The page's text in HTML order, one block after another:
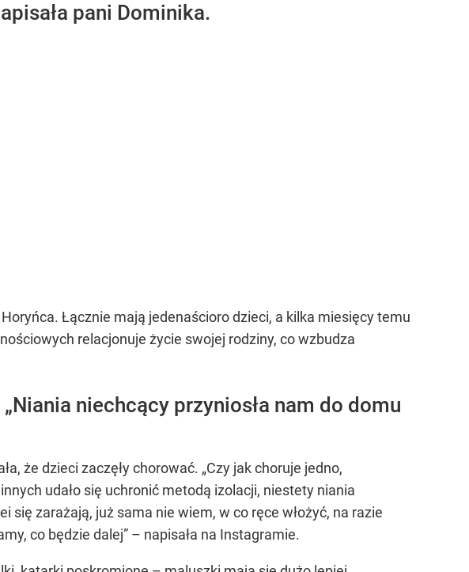
pani Dominika.
Łącznie mają jedenaścioro dzieci, a kilka miesięcy temu
relacjonuje życie swojej rodziny, co wzbudza
niechcący przyniosła nam do domu
że dzieci zaczęły chorować. „Czy jak choruje jedno,
udało się uchronić metodą izolacji, niestety niania
się zarażają, już sama nie wiem, w co ręce włożyć, na razie
co będzie dalej” – napisała na Instagramie.